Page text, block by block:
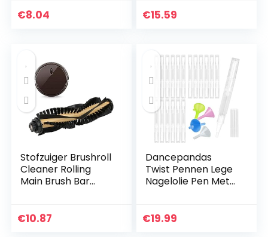
rs Herbruikbare
€8.04
blue)
€15.59
Stofzuiger Brushroll
Cleaner Rolling
Main Brush Bar
Onderdelen voor
€10.87
Dancepandas
Twist Pennen Lege
Nagelolie Pen Met
Nagelriemolie
€19.99